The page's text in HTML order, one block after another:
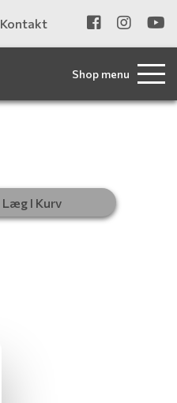
Kontakt
Shop menu
Læg I Kurv